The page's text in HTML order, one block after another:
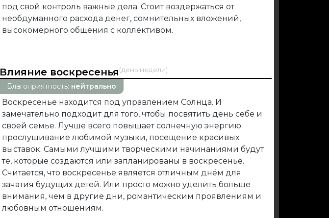
под свой контроль важные дела. Стоит воздержаться от
необдуманного расхода денег, сомнительных вложений,
высокомерного общения с коллективом.
Влияние воскресенья(день недели)
Благоприятность: нейтрально
Воскресенье находится под управлением Солнца. И
замечательно подходит для того, чтобы посвятить день себе и
своей семье. Лучше всего повышает солнечную энергию
прослушивание любимой музыки, посещение красивых
выставок. Самыми лучшими творческими начинаниями будут
те, которые создаются или запланированы в воскресенье.
Считается, что воскресенье является отличным днём для
зачатия будущих детей. Или просто можно уделить больше
внимания, чем в другие дни, романтическим проявлениям и
любовным отношениям.